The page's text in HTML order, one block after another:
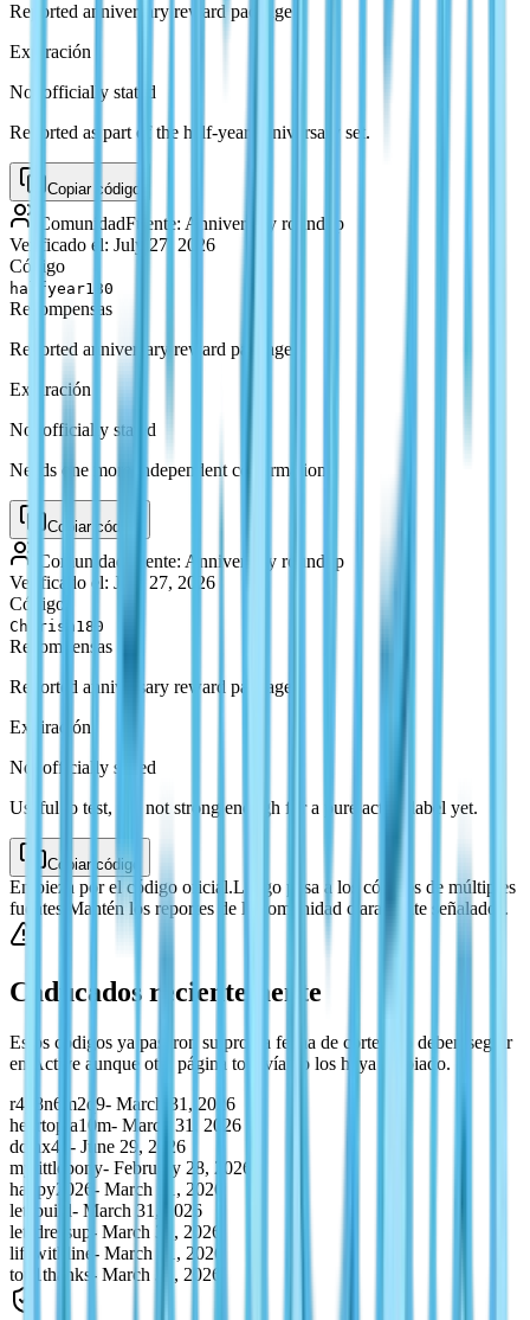
Reported anniversary reward package
Expiración
Not officially stated
Reported as part of the half-year anniversary set.
Copiar código
ComunidadFuente: Anniversary roundup
Verificado el: July 27, 2026
Código
halfyear180
Recompensas
Reported anniversary reward package
Expiración
Not officially stated
Needs one more independent confirmation.
Copiar código
Comunidad Fuente: Anniversary roundup
Verificado el: July 27, 2026
Código
Cherish180
Recompensas
Reported anniversary reward package
Expiración
Not officially stated
Useful to test, but not strong enough for a pure active label yet.
Copiar código
Empieza por el código oficial.Luego pasa a los códigos de múltiples
fuentes. Mantén los reportes de la comunidad claramente señalados.
Caducados recientemente
Estos códigos ya pasaron su propia fecha de corte. No deben seguir
en Active aunque otra página todavía no los haya limpiado.
r4p8n6m2q9- March 31, 2026
heartopia10m- March 31, 2026
dcthx4u - June 29, 2026
mylittlepony- February 28, 2026
happy2026 - March 31, 2026
letsbuild- March 31, 2026
letsdressup - March 31, 2026
lifewithline - March 31, 2026
top1thanks - March 31, 2026